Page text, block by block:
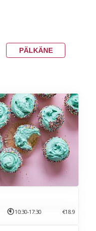
PÄLKÄNE
10:30-17:30 €18.9